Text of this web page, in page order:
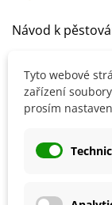
Návod k
zmrzlých
přímo na
Stanoviště
Detaily produktu
Tyto webové
zařízení
prosím